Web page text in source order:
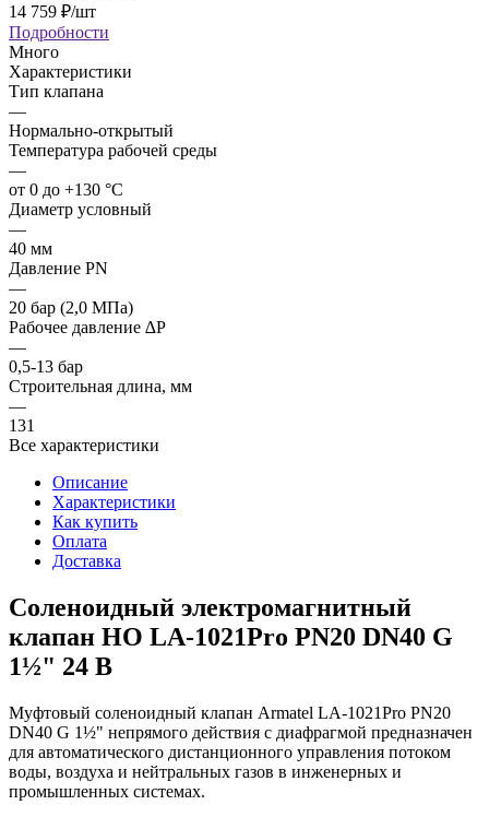
14 759 ₽/шт
Подробности
Много
Характеристики
Тип клапана
—
Нормально-открытый
Температура рабочей среды
—
от 0 до +130 °С
Диаметр условный
—
40 мм
Давление PN
—
20 бар (2,0 МПа)
Рабочее давление ∆P
—
0,5-13 бар
Строительная длина, мм
—
131
Все характеристики
Описание
Характеристики
Как купить
Оплата
Доставка
Соленоидный электромагнитный
клапан НО LA-1021Pro PN20 DN40 G
1½" 24 В
Муфтовый соленоидный клапан Armatel LA-1021Pro PN20
DN40 G 1½" непрямого действия с диафрагмой предназначен
для автоматического дистанционного управления потоком
воды, воздуха и нейтральных газов в инженерных и
промышленных системах.